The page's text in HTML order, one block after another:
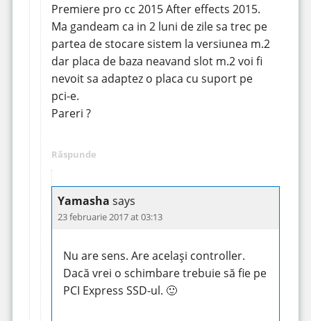
Premiere pro cc 2015 After effects 2015.
Ma gandeam ca in 2 luni de zile sa trec pe
partea de stocare sistem la versiunea m.2
dar placa de baza neavand slot m.2 voi fi
nevoit sa adaptez o placa cu suport pe
pci-e.
Pareri ?
Răspunde
Yamasha says
23 februarie 2017 at 03:13
Nu are sens. Are același controller.
Dacă vrei o schimbare trebuie să fie pe
PCI Express SSD-ul. 🙂